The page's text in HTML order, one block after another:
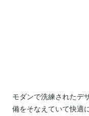
モダンで洗練されたデ
備をそなえていて快適